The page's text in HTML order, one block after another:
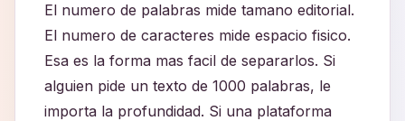
El numero de palabras mide tamano editorial.
El numero de caracteres mide espacio fisico.
Esa es la forma mas facil de separarlos. Si
alguien pide un texto de 1000 palabras, le
importa la profundidad. Si una plataforma